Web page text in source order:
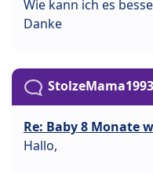
Wie kann ich es
Danke
StolzeMama1993
Re: Baby 8 Monate
Hallo,